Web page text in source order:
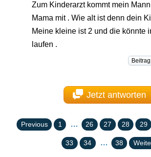
Zum Kinderarzt kommt mein
Mama mit . Wie alt ist denn dein
Meine kleine ist 2 und die könnte
laufen .
Jetzt antworten
Previous 1 … 26 27 28 29
33 34 … 38